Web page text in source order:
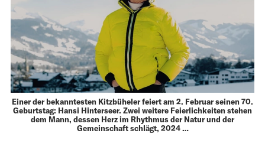
Einer der bekanntesten Kitzbüheler feiert am 2. Februar seinen 70.
Geburtstag: Hansi Hinterseer. Zwei weitere Feierlichkeiten stehen
dem Mann, dessen Herz im Rhythmus der Natur und der
Gemeinschaft schlägt, 2024 …